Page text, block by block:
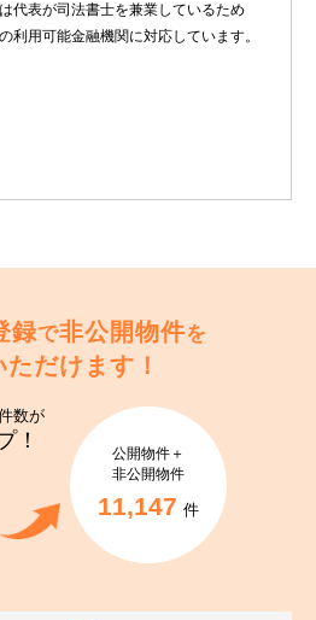
代表が司法書士を兼業しているため
利用可能金融機関に対応しています。
録で非公開物件を
ただけます！
数が
！
公開物件＋
非公開物件
11,147 件